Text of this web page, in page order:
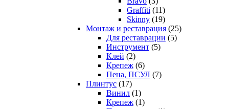
Graffiti (11)
Skinny (19)
Монтаж и реставрация (25)
Для реставрации (5)
Инструмент (5)
Клей (2)
Крепеж (6)
Пена, ПСУЛ (7)
Плинтус (17)
Винил (1)
Крепеж (1)